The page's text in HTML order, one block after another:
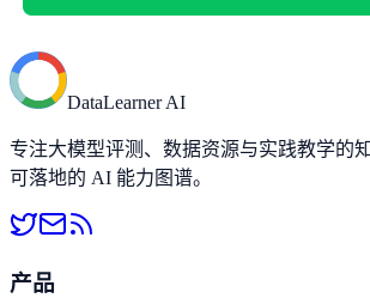
DataLearner AI
专注大模型评测、数据资源与实践教学的
可落地的 AI 能力图谱。
产品